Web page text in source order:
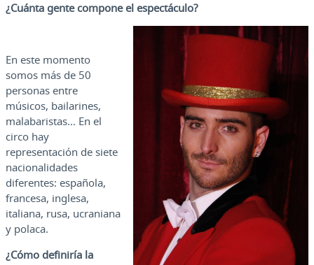
¿Cuánta gente compone el espectáculo?
En este momento
somos más de 50
personas entre
músicos, bailarines,
malabaristas… En el
circo hay
representación de siete
nacionalidades
diferentes: española,
francesa, inglesa,
italiana, rusa, ucraniana
y polaca.
¿Cómo definiría la